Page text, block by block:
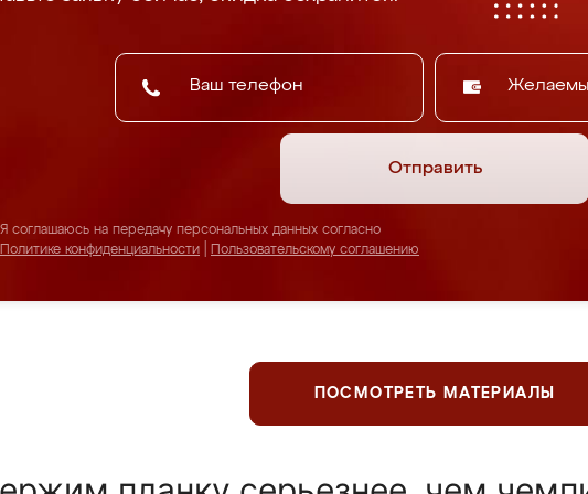
Отправить
Я соглашаюсь на передачу персональных данных согласно
Политике конфиденциальности
Пользовательскому соглашению
ПОСМОТРЕТЬ МАТЕРИАЛЫ